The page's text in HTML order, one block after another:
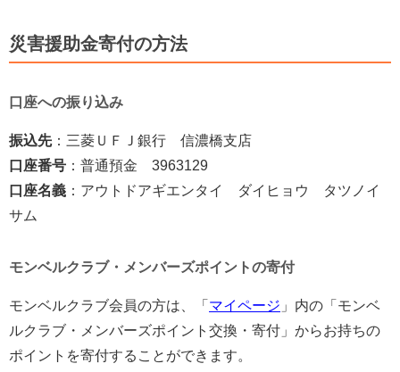
災害援助金寄付の方法
口座への振り込み
振込先：三菱ＵＦＪ銀行 信濃橋支店
口座番号 ：普通預金 3963129
口座名義 ：アウトドアギエンタイ ダイヒョウ タツノイ
サム
モンベルクラブ・メンバーズポイントの寄付
モンベルクラブ会員の方は、「 マイページ 」内の「モンベ
ルクラブ・メンバーズポイント交換・寄付」からお持ちの
ポイントを寄付することができます。